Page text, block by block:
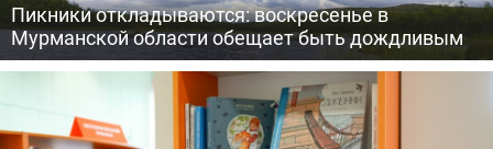
Пикники откладываются: воскресенье в
Мурманской области обещает быть дождливым